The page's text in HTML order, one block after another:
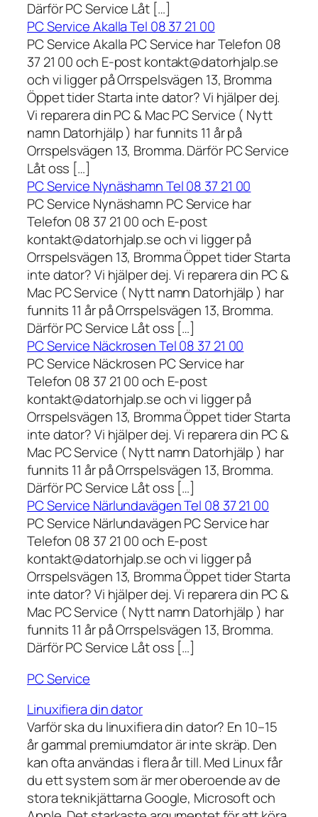
Därför PC Service Låt […]
PC Service Akalla Tel 08 37 21 00
PC Service Akalla PC Service har Telefon 08
37 21 00 och E-post kontakt@datorhjalp.se
och vi ligger på Orrspelsvägen 13, Bromma
Öppet tider Starta inte dator? Vi hjälper dej.
Vi reparera din PC & Mac PC Service ( Nytt
namn Datorhjälp ) har funnits 11 år på
Orrspelsvägen 13, Bromma. Därför PC Service
Låt oss […]
PC Service Nynäshamn Tel 08 37 21 00
PC Service Nynäshamn PC Service har
Telefon 08 37 21 00 och E-post
kontakt@datorhjalp.se och vi ligger på
Orrspelsvägen 13, Bromma Öppet tider Starta
inte dator? Vi hjälper dej. Vi reparera din PC &
Mac PC Service ( Nytt namn Datorhjälp ) har
funnits 11 år på Orrspelsvägen 13, Bromma.
Därför PC Service Låt oss […]
PC Service Näckrosen Tel 08 37 21 00
PC Service Näckrosen PC Service har
Telefon 08 37 21 00 och E-post
kontakt@datorhjalp.se och vi ligger på
Orrspelsvägen 13, Bromma Öppet tider Starta
inte dator? Vi hjälper dej. Vi reparera din PC &
Mac PC Service ( Nytt namn Datorhjälp ) har
funnits 11 år på Orrspelsvägen 13, Bromma.
Därför PC Service Låt oss […]
PC Service Närlundavägen Tel 08 37 21 00
PC Service Närlundavägen PC Service har
Telefon 08 37 21 00 och E-post
kontakt@datorhjalp.se och vi ligger på
Orrspelsvägen 13, Bromma Öppet tider Starta
inte dator? Vi hjälper dej. Vi reparera din PC &
Mac PC Service ( Nytt namn Datorhjälp ) har
funnits 11 år på Orrspelsvägen 13, Bromma.
Därför PC Service Låt oss […]
PC Service
Linuxifiera din dator
Varför ska du linuxifiera din dator? En 10–15
år gammal premiumdator är inte skräp. Den
kan ofta användas i flera år till. Med Linux får
du ett system som är mer oberoende av de
stora teknikjättarna Google, Microsoft och